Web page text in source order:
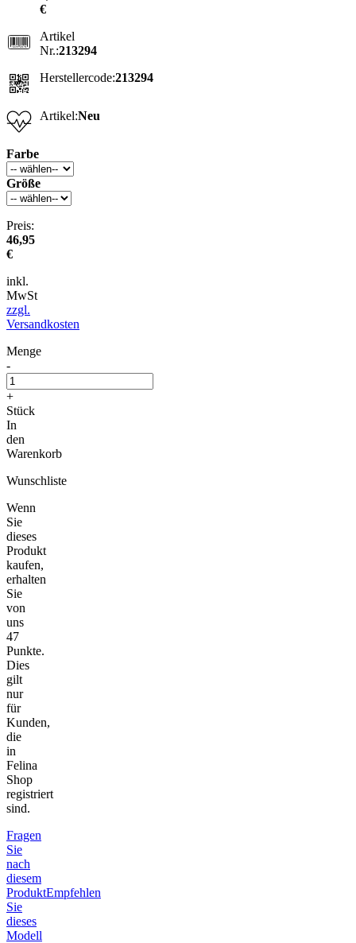
€
Artikel
Nr.:213294
Herstellercode:213294
Artikel:Neu
Farbe
Größe
Preis:
46,95
€
inkl.
MwSt
zzgl.
Versandkosten
Menge
-
+
Stück
In
den
Warenkorb
Wunschliste
Wenn
Sie
dieses
Produkt
kaufen,
erhalten
Sie
von
uns
47
Punkte.
Dies
gilt
nur
für
Kunden,
die
in
Felina
Shop
registriert
sind.
Fragen
Sie
nach
diesem
ProduktEmpfehlen
Sie
dieses
Modell